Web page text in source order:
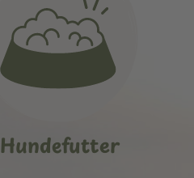
Hundefutter